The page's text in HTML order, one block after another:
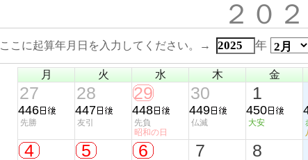
２０
ここに起算年月日を入力してください。→ 年
月 火 水 木 金
27
446
先勝
28
447
友引
29
448
先負
昭和の日
30
449
仏滅
1
450
大安
4 5 6 7 8